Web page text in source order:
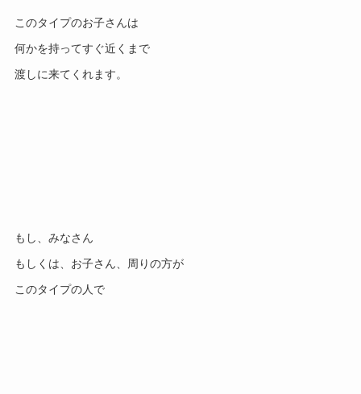
このタイプのお子さんは
何かを持ってすぐ近くまで
渡しに来てくれます。
もし、みなさん
もしくは、お子さん、周りの方が
このタイプの人で